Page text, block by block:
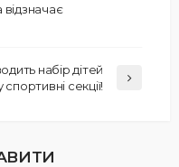
відзначає
набір дітей
спортивні секції!